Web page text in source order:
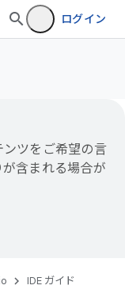
ログイン
ツをご希望の言
含まれる場合が
IDE ガイド